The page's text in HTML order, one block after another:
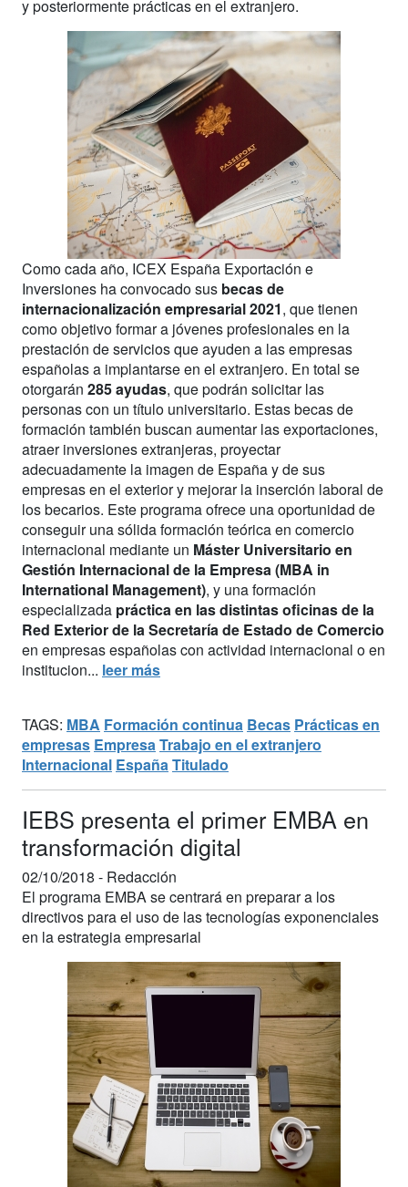
y posteriormente prácticas en el extranjero.
Como cada año, ICEX España Exportación e
Inversiones ha convocado sus becas de
internacionalización empresarial 2021, que tienen
como objetivo formar a jóvenes profesionales en la
prestación de servicios que ayuden a las empresas
españolas a implantarse en el extranjero. En total se
otorgarán 285 ayudas, que podrán solicitar las
personas con un título universitario. Estas becas de
formación también buscan aumentar las exportaciones,
atraer inversiones extranjeras, proyectar
adecuadamente la imagen de España y de sus
empresas en el exterior y mejorar la inserción laboral de
los becarios. Este programa ofrece una oportunidad de
conseguir una sólida formación teórica en comercio
internacional mediante un Máster Universitario en
Gestión Internacional de la Empresa (MBA in
International Management), y una formación
especializada práctica en las distintas oficinas de la
Red Exterior de la Secretaría de Estado de Comercio
en empresas españolas con actividad internacional o en
institucion... leer más
TAGS: MBA Formación continua Becas Prácticas en
empresas Empresa Trabajo en el extranjero
Internacional España Titulado
IEBS presenta el primer EMBA en
transformación digital
02/10/2018 - Redacción
El programa EMBA se centrará en preparar a los
directivos para el uso de las tecnologías exponenciales
en la estrategia empresarial